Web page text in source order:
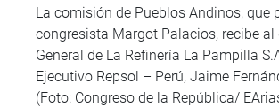
La comisión de Pueblos Andinos, que
congresista Margot Palacios, recibe al
General de La Refinería La Pampilla
Ejecutivo Repsol – Perú, Jaime
(Foto: Congreso de la República/